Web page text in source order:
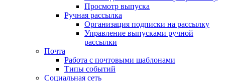
Просмотр выпуска
Ручная рассылка
Организация подписки на рассылку
Управление выпусками ручной
рассылки
Почта
Работа с почтовыми шаблонами
Типы событий
Социальная сеть